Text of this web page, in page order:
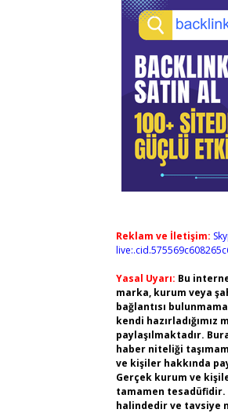
Reklam ve İletişim:
Yasal Uyarı: Bu
marka, kurum veya
bağlantısı
kendi hazırladığımız
paylaşılmaktadır.
haber niteliği
ve kişiler hakkında
Gerçek kurum ve
tamamen
halindedir ve tavsiye